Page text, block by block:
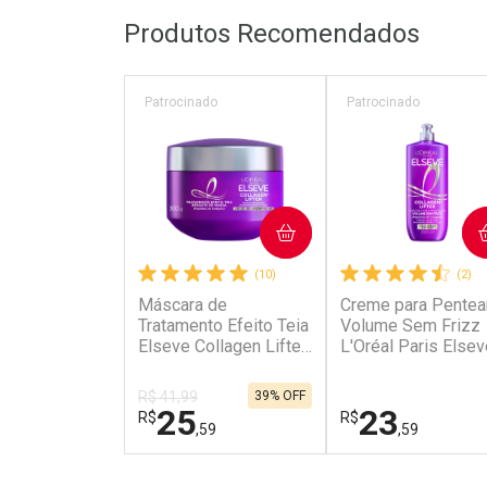
Produtos Recomendados
(10)
Máscara de
Tratamento Efeito Teia
Elseve Collagen Lifter
Patrocinado
R$ 41,99
R$25,59
39% OFF
COMPRAR
(2)
Creme para
Volume Sem Frizz
L'Oréal Paris
Patrocinado
R$23,59
COMPRAR